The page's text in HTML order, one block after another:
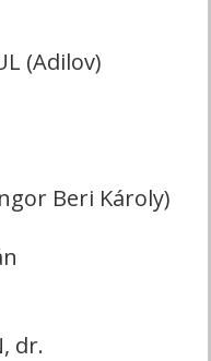
(Adilov)
Beri Károly)
dr.